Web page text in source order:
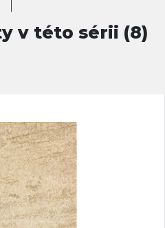
v této sérii (8)